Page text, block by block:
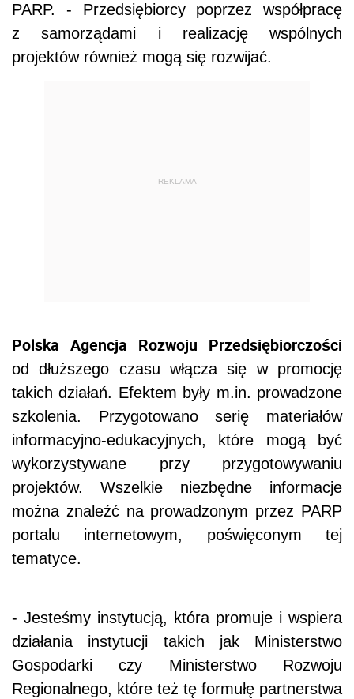
PARP. - Przedsiębiorcy poprzez współpracę
z samorządami i realizację wspólnych
projektów również mogą się rozwijać.
REKLAMA
Polska Agencja Rozwoju Przedsiębiorczości
od dłuższego czasu włącza się w promocję
takich działań. Efektem były m.in. prowadzone
szkolenia. Przygotowano serię materiałów
informacyjno-edukacyjnych, które mogą być
wykorzystywane przy przygotowywaniu
projektów. Wszelkie niezbędne informacje
można znaleźć na prowadzonym przez PARP
portalu internetowym, poświęconym tej
tematyce.
- Jesteśmy instytucją, która promuje i wspiera
działania instytucji takich jak Ministerstwo
Gospodarki czy Ministerstwo Rozwoju
Regionalnego, które też tę formułę partnerstwa